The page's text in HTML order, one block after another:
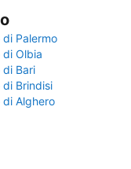
Palermo
Olbia
di Bari
Brindisi
Alghero